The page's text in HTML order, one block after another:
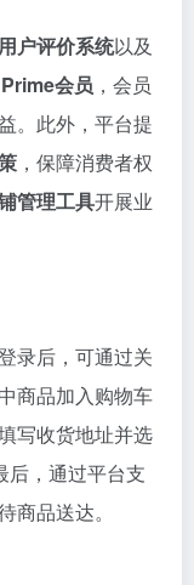
用户评价系统以及
会员 ，会员
。此外，平台提
，保障消费者权
管理工具开展业
录后，可通过关
商品加入购物车
写收货地址并选
后，通过平台支
品送达。